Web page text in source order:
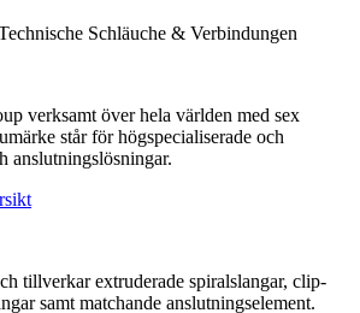
verksamt över hela världen med sex
står för högspecialiserade och
anslutningslösningar.
tillverkar extruderade spiralslangar, clip-
samt matchande anslutningselement.